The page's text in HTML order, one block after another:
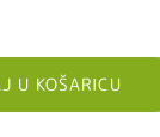
U KOŠARICU